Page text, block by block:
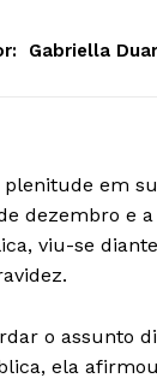
Gabriella
em
dezembro e
viu-se
o assunto
ela